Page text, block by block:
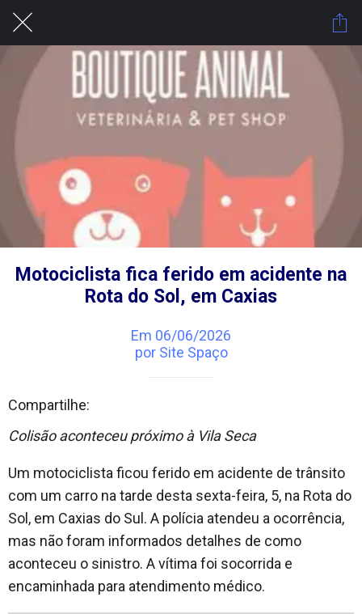
Motociclista fica ferido em acidente na
Rota do Sol, em Caxias
Em 06/06/2026
por Site Spaço
Compartilhe:
Colisão aconteceu próximo à Vila Seca
Um motociclista ficou ferido em acidente de trânsito
com um carro na tarde desta sexta-feira, 5, na Rota do
Sol, em Caxias do Sul. A polícia atendeu a ocorrência,
mas não foram informados detalhes de como
aconteceu o sinistro. A vítima foi socorrida e
encaminhada para atendimento médico.